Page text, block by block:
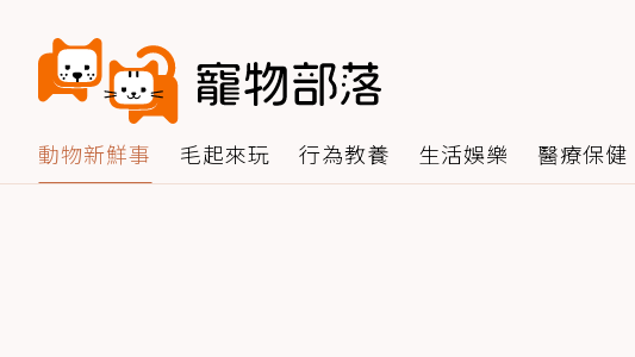
動物新鮮事 毛起來玩 行為教養 生活娛樂 醫療保健